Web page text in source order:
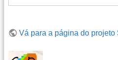
Vá para a página do projeto